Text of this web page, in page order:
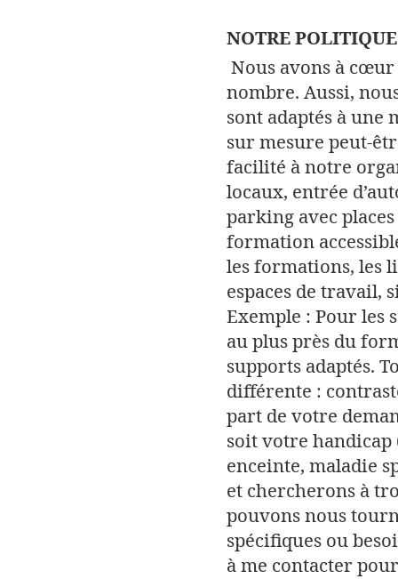
NOTRE
Nous avons à
nombre. Aussi,
sont adaptés à une
sur mesure peut-
facilité à notre
locaux, entrée
parking avec
formation
les formations, les
espaces de travail,
Exemple : Pour les
au plus près du
supports adaptés.
différente :
part de votre
soit votre
enceinte, maladie
et chercherons à
pouvons nous
spécifiques ou
à me contacter